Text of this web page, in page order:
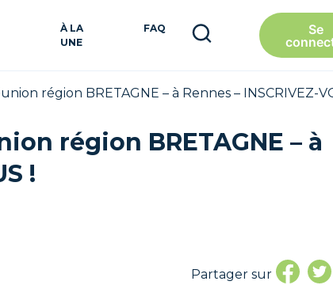
À LA
UNE
FAQ
Se
région BRETAGNE – à Rennes – INSCRIVEZ-
région BRETAGNE – à
!
Partager sur